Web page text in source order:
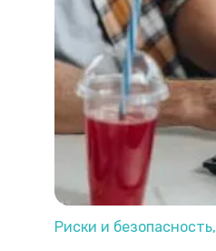
Риски и безопасность,